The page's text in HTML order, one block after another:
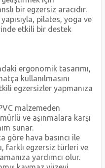
bir egzersiz aracıdır.
pilates, yoga ve
etkili bir destek
ergonomik tasarımı,
kullanılmasını
egzersizler yapmanıza
malzemeden
ve aşınmalara karşı
sunar.
göre hava basıncı ile
farklı egzersiz türleri ve
yardımcı olur.